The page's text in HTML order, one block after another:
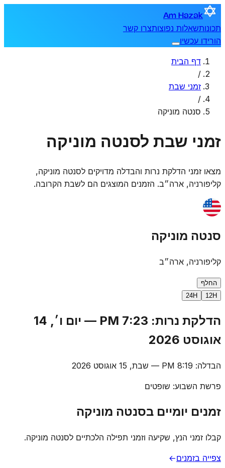
Am Hazak
תכונותשאלות נפוצותצרו קשר
הורידו עכשיו
דף הבית
/
זמני שבת
/
סנטה מוניקה
זמני שבת לסנטה מוניקה
מצאו זמני הדלקת נרות והבדלה מדויקים לסנטה מוניקה,
קליפורניה, ארה״ב. הזמנים המוצגים הם לשבת הקרובה.
סנטה מוניקה
קליפורניה, ארה״ב
החלף
12H
24H
הדלקת נרות:
7:23 PM
—
יום ו׳, 14
אוגוסט 2026
הבדלה:
8:19 PM
— שבת, 15 אוגוסט 2026
פרשת השבוע: שופטים
זמנים יומיים בסנטה מוניקה
קבלו זמני הנץ, שקיעה וזמני תפילה הלכתיים לסנטה מוניקה.
צפייה בזמנים→